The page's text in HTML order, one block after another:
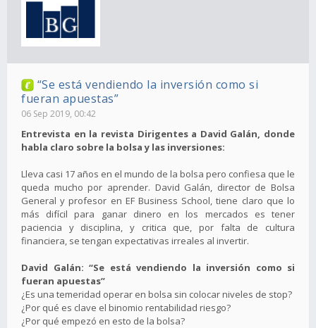
“Se está vendiendo la inversión como si
fueran apuestas”
06 Sep 2019, 00:42
Entrevista en la revista Dirigentes a David Galán, donde
habla claro sobre la bolsa y las inversiones:
Lleva casi 17 años en el mundo de la bolsa pero confiesa que le
queda mucho por aprender. David Galán, director de Bolsa
General y profesor en EF Business School, tiene claro que lo
más difícil para ganar dinero en los mercados es tener
paciencia y disciplina, y critica que, por falta de cultura
financiera, se tengan expectativas irreales al invertir.
David Galán: “Se está vendiendo la inversión como si
fueran apuestas”
¿Es una temeridad operar en bolsa sin colocar niveles de stop?
¿Por qué es clave el binomio rentabilidad riesgo?
¿Por qué empezó en esto de la bolsa?